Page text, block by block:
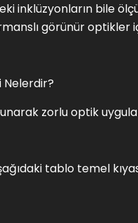
inklüzyonların bile
görünür optikler
Nelerdir?
zorlu optik
tablo temel